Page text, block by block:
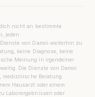
nicht an bestimmte
jeden
von Damoi weiterhin zu
keine Diagnose, keine
Meinung in irgendeiner
Die Dienste von Damoi
medizinische Beratung
Hausarzt oder einem
Laborergebnissen oder